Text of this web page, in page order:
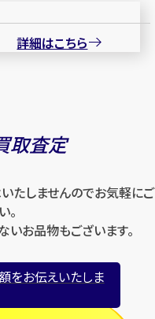
詳細はこちら
取査定
たしませんのでお気軽にご
。
お品物もございます。
をお伝えいたしま